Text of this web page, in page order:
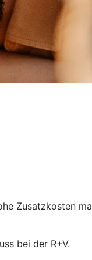
Zusatzkosten
bei der R+V.